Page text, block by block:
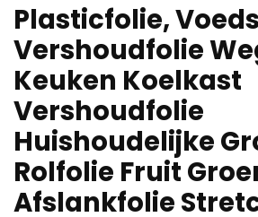
Plasticfolie,
Vershoudfolie
Keuken Koelkast
Vershoudfolie
Huishoudelijke
Rolfolie Fruit
Afslankfolie